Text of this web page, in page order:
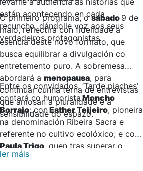
levarlle á audiencia as historias que
están acontecendo en cada
recuncho, dándolle voz aos seus
verdadeiros protagonistas.
O primeiro programa, osábado 9 de
maio, reflectirá con fidelidade a
esencia deste novo formato, que
busca equilibrar a divulgación co
entretemento puro. A sobremesa
abordará a menopausa, para
continuar cunha terna de entrevistas
que amosan a pluralidade e a
sensibilidade do espazo.
Entre os convidados, ‘Tarde piaches’
contará co humoristaMoncho
Borrajo; conEsther Teijeiro, pioneira
na denominación Ribeira Sacra e
referente no cultivo ecolóxico; e con
Paula Trigo , quen tras superar o
transplante dos pulmóns por unha
ler máis